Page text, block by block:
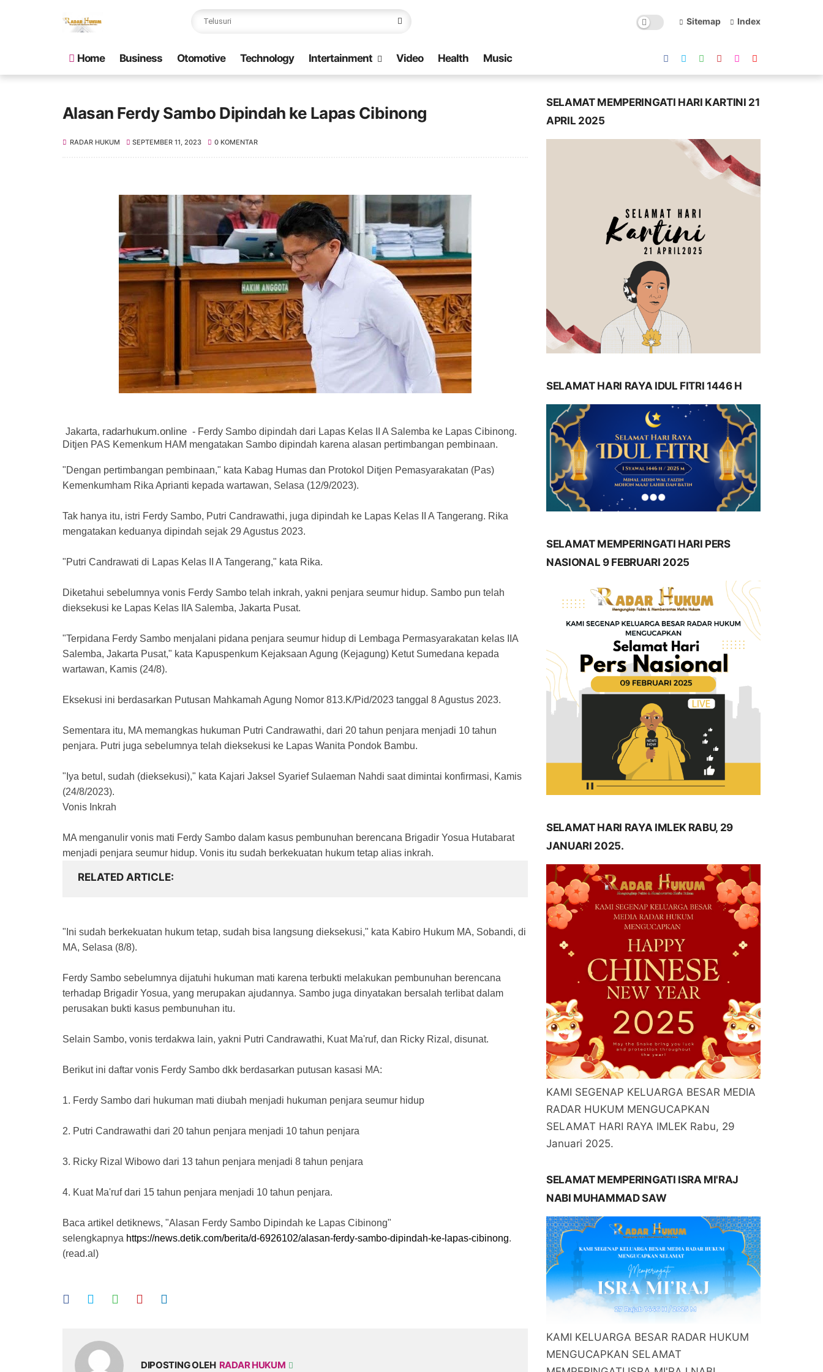
Sitemap Index
Home Business Otomotive Technology Intertainment Video Health Music
Alasan Ferdy Sambo Dipindah ke Lapas Cibinong
RADAR HUKUM SEPTEMBER 11, 2023 0 KOMENTAR
Jakarta, radarhukum.online - Ferdy Sambo dipindah dari Lapas Kelas II A Salemba ke Lapas Cibinong.
Ditjen PAS Kemenkum HAM mengatakan Sambo dipindah karena alasan pertimbangan pembinaan.
"Dengan pertimbangan pembinaan," kata Kabag Humas dan Protokol Ditjen Pemasyarakatan (Pas)
Kemenkumham Rika Aprianti kepada wartawan, Selasa (12/9/2023).
Tak hanya itu, istri Ferdy Sambo, Putri Candrawathi, juga dipindah ke Lapas Kelas II A Tangerang. Rika
mengatakan keduanya dipindah sejak 29 Agustus 2023.
"Putri Candrawati di Lapas Kelas II A Tangerang," kata Rika.
Diketahui sebelumnya vonis Ferdy Sambo telah inkrah, yakni penjara seumur hidup. Sambo pun telah
dieksekusi ke Lapas Kelas IIA Salemba, Jakarta Pusat.
"Terpidana Ferdy Sambo menjalani pidana penjara seumur hidup di Lembaga Permasyarakatan kelas IIA
Salemba, Jakarta Pusat," kata Kapuspenkum Kejaksaan Agung (Kejagung) Ketut Sumedana kepada
wartawan, Kamis (24/8).
Eksekusi ini berdasarkan Putusan Mahkamah Agung Nomor 813.K/Pid/2023 tanggal 8 Agustus 2023.
Sementara itu, MA memangkas hukuman Putri Candrawathi, dari 20 tahun penjara menjadi 10 tahun
penjara. Putri juga sebelumnya telah dieksekusi ke Lapas Wanita Pondok Bambu.
"Iya betul, sudah (dieksekusi)," kata Kajari Jaksel Syarief Sulaeman Nahdi saat dimintai konfirmasi, Kamis
(24/8/2023).
Vonis Inkrah
MA menganulir vonis mati Ferdy Sambo dalam kasus pembunuhan berencana Brigadir Yosua Hutabarat
menjadi penjara seumur hidup. Vonis itu sudah berkekuatan hukum tetap alias inkrah.
RELATED ARTICLE
"Ini sudah berkekuatan hukum tetap, sudah bisa langsung dieksekusi," kata Kabiro Hukum MA, Sobandi, di
MA, Selasa (8/8).
Ferdy Sambo sebelumnya dijatuhi hukuman mati karena terbukti melakukan pembunuhan berencana
terhadap Brigadir Yosua, yang merupakan ajudannya. Sambo juga dinyatakan bersalah terlibat dalam
perusakan bukti kasus pembunuhan itu.
Selain Sambo, vonis terdakwa lain, yakni Putri Candrawathi, Kuat Ma'ruf, dan Ricky Rizal, disunat.
Berikut ini daftar vonis Ferdy Sambo dkk berdasarkan putusan kasasi MA:
1. Ferdy Sambo dari hukuman mati diubah menjadi hukuman penjara seumur hidup
2. Putri Candrawathi dari 20 tahun penjara menjadi 10 tahun penjara
3. Ricky Rizal Wibowo dari 13 tahun penjara menjadi 8 tahun penjara
4. Kuat Ma'ruf dari 15 tahun penjara menjadi 10 tahun penjara.
Baca artikel detiknews, "Alasan Ferdy Sambo Dipindah ke Lapas Cibinong"
selengkapnya https://news.detik.com/berita/d-6926102/alasan-ferdy-sambo-dipindah-ke-lapas-cibinong.
(read.al)
DIPOSTING OLEH RADAR HUKUM
SELAMAT MEMPERINGATI HARI KARTINI 21
APRIL 2025
SELAMAT HARI RAYA IDUL FITRI 1446 H
SELAMAT MEMPERINGATI HARI PERS
NASIONAL 9 FEBRUARI 2025
SELAMAT HARI RAYA IMLEK RABU, 29
JANUARI 2025.
KAMI SEGENAP KELUARGA BESAR MEDIA
RADAR HUKUM MENGUCAPKAN
SELAMAT HARI RAYA IMLEK Rabu, 29
Januari 2025.
SELAMAT MEMPERINGATI ISRA MI'RAJ
NABI MUHAMMAD SAW
KAMI KELUARGA BESAR RADAR HUKUM
MENGUCAPKAN SELAMAT